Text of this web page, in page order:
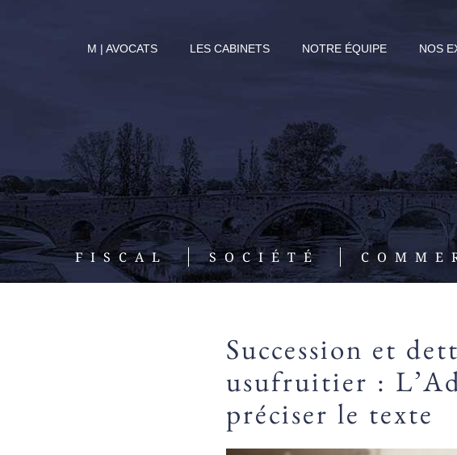
M | AVOCATS LES CABINETS NOTRE ÉQUIPE NOS
FISCAL SOCIÉTÉ
Succession et
usufruitier :
préciser le texte